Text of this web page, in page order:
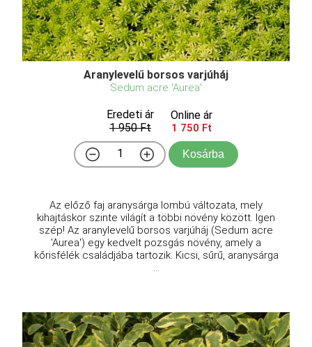
Aranylevelű borsos varjúháj
Sedum acre 'Aurea'
Eredeti ár
1 950 Ft
Online ár
1 750 Ft
Kosárba
Az előző faj aranysárga lombú változata, mely
kihajtáskor szinte világít a többi növény között. Igen
szép! Az aranylevelű borsos varjúháj (Sedum acre
'Aurea') egy kedvelt pozsgás növény, amely a
kőrisfélék családjába tartozik. Kicsi, sűrű, aranysárga
...